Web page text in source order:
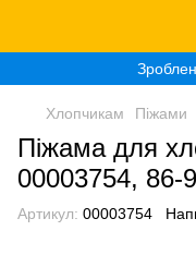
Хлопчикам Піжами
Піжама для
00003754, 86-
Артикул: 00003754